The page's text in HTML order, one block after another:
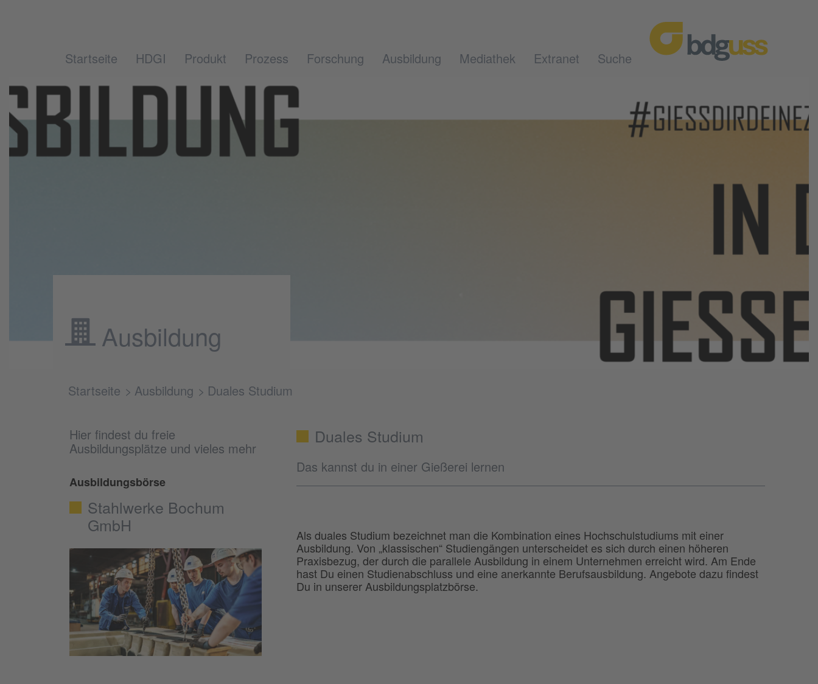
Startseite HDGI Produkt Prozess Forschung Ausbildung Mediathek Extranet Suche
Ausbildung
Startseite Ausbildung Duales Studium
Hier findest du freie
Ausbildungsplätze und vieles mehr
Ausbildungsbörse
Stahlwerke Bochum
GmbH
Duales Studium
Das kannst du in einer Gießerei lernen
Als duales Studium bezeichnet man die Kombination eines Hochschulstudiums mit einer
Ausbildung. Von „klassischen“ Studiengängen unterscheidet es sich durch einen höheren
Praxisbezug, der durch die parallele Ausbildung in einem Unternehmen erreicht wird. Am Ende
hast Du einen Studienabschluss und eine anerkannte Berufsausbildung. Angebote dazu findest
Du in unserer Ausbildungsplatzbörse.